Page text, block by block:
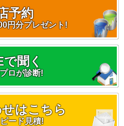
予約
円分プレゼント!
聞く
ロが診断!
はこちら
ード見積!